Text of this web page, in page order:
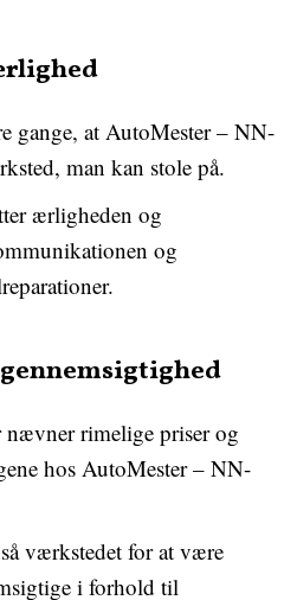
gange, at AutoMester – NN-
man kan stole på.
ærligheden og
og
nævner rimelige priser og
hos AutoMester – NN-
værkstedet for at være
i forhold til